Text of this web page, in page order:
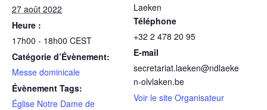
27 août 2022
Heure :
17h00 - 18h00 CEST
Catégorie d’Évènement:
Messe dominicale
Évènement Tags:
Église Notre Dame de
Laeken
Téléphone
+32 2 478 20 95
E-mail
secretariat.laeken@ndlaeke
n-olvlaken.be
Voir le site Organisateur